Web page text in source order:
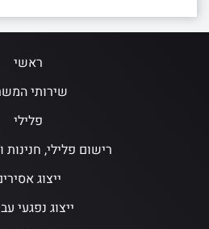
ראשי
שירותי
פלילי
רישום פלילי, חנינות
ייצוג
ייצוג נפגעי